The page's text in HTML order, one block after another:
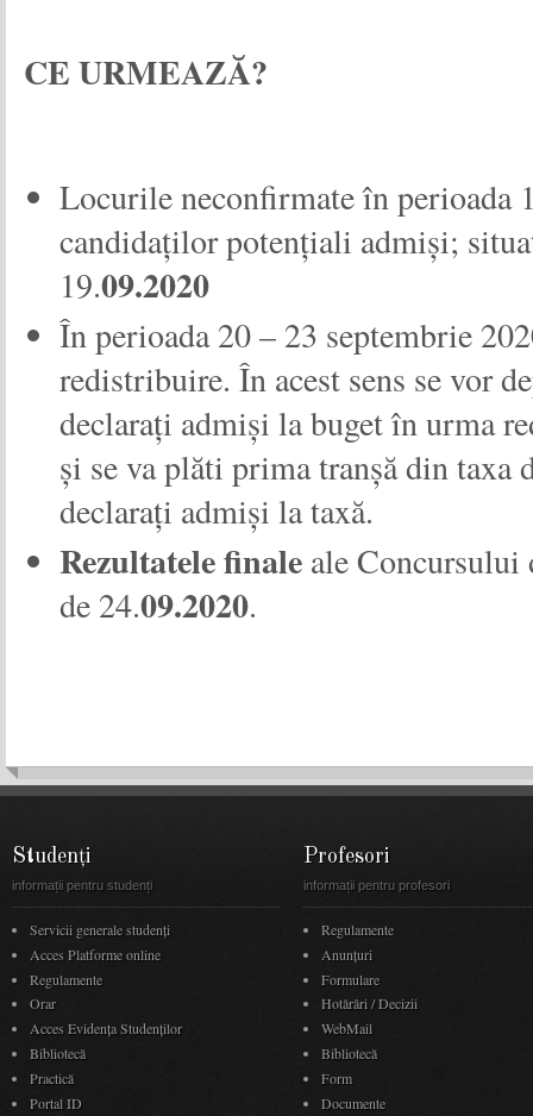
CE URMEAZĂ?
Locurile neconfirmate în perioada
candidaților potențiali admiși;
19.09.2020
În perioada 20 – 23 septembrie
redistribuire. În acest sens se vor
declaraţi admişi la buget în urma
și se va plăti prima tranșă din
declaraţi admiși la taxă.
Rezultatele finale ale Concursului
de 24.09.2020.
Studenți
informații pentru studenți
Servicii generale studenți
Acces Platforme online
Regulamente
Orar
Acces Evidenţa Studenţilor
Bibliotecă
Practică
Portal ID
Profesori
informații pentru profesori
Regulamente
Anunţuri
Formulare
Hotărâri / Decizii
WebMail
Bibliotecă
Form
Documente